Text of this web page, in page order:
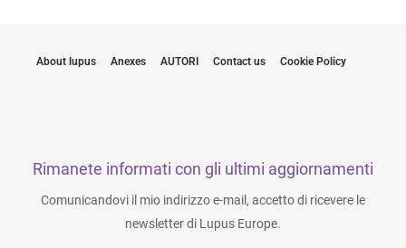
About lupus Anexes AUTORI Contact us Cookie Policy
Rimanete informati con gli ultimi aggiornamenti
Comunicandovi il mio indirizzo e-mail, accetto di ricevere le
newsletter di Lupus Europe.